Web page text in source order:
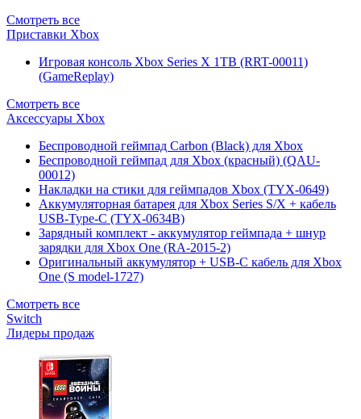
Смотреть все
Приставки Xbox
Игровая консоль Xbox Series X 1TB (RRT-00011)
(GameReplay)
Смотреть все
Аксессуары Xbox
Беспроводной геймпад Carbon (Black) для Xbox
Беспроводной геймпад для Xbox (красный) (QAU-
00012)
Накладки на стики для геймпадов Xbox (TYX-0649)
Аккумуляторная батарея для Xbox Series S/X + кабель
USB-Type-C (TYX-0634B)
Зарядный комплект - аккумулятор геймпада + шнур
зарядки для Xbox One (RA-2015-2)
Оригинальный аккумулятор + USB-C кабель для Xbox
One (S model-1727)
Смотреть все
Switch
Лидеры продаж